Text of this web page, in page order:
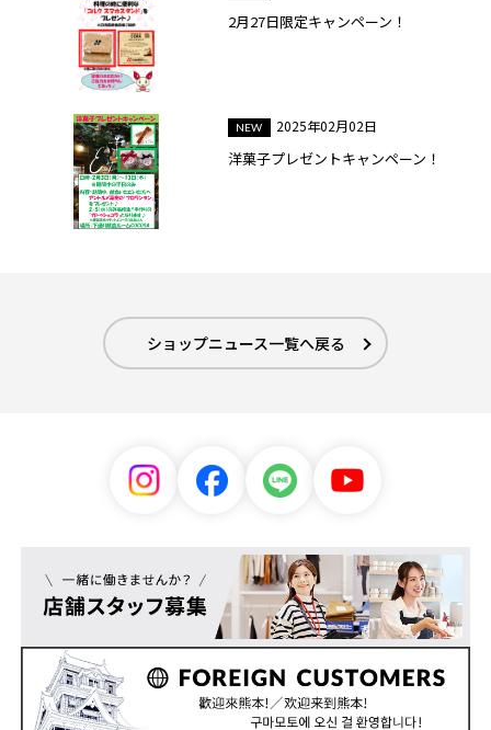
2月27日限定キャンペーン！
2025年02月02日
洋菓子プレゼントキャンペーン！
ショップニュース一覧へ戻る